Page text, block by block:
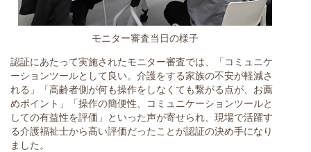
モニター審査当日の様子
認証にあたって実施されたモニター審査では、「コミュニケ
ーションツールとして良い。介護をする家族の不安が軽減さ
れる」「高齢者側が何も操作をしなくても繋がる点が、お薦
めポイント」「操作の簡便性、コミュニケーションツールと
しての有益性を評価」といった声が寄せられ、現場で活躍す
る介護福祉士から高い評価だったことが認証の決め手になり
ました。